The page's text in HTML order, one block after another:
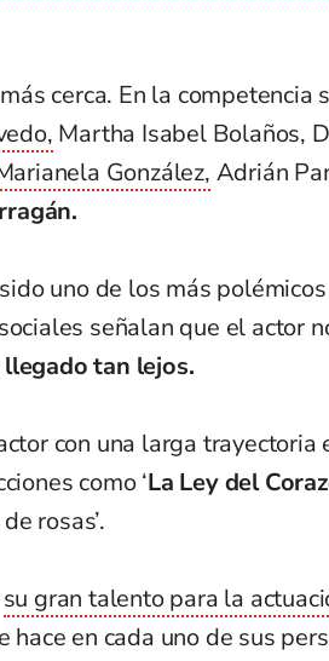
cerca. En la competencia
Martha Isabel Bolaños,
González, Adrián
uno de los más
señalan que el actor
tan lejos.
con una larga trayectoria
como ‘La Ley del
rosas’.
su gran talento para la
en cada uno de sus